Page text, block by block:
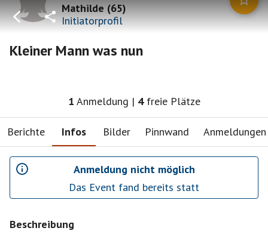
Mathilde(65)
Initiatorprofil
Kleiner Mann was nun
1 Anmeldung | 4 freie Plätze
Berichte Infos Bilder Pinnwand Anmeldungen
Anmeldung nicht möglich
Das Event fand bereits statt
Beschreibung